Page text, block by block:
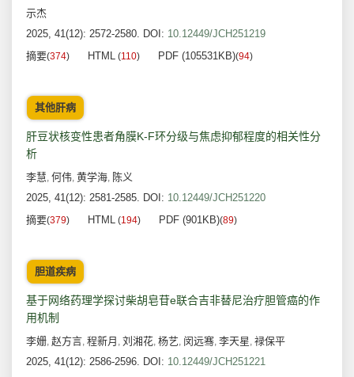
示杰
2025, 41(12): 2572-2580. DOI: 10.12449/JCH251219
摘要(374) HTML (110) PDF (105531KB)(94)
其他肝病
肝豆状核变性患者角膜K-F环分级与焦虑抑郁程度的相关性分
析
李慧, 何伟, 黄学海, 陈义
2025, 41(12): 2581-2585. DOI: 10.12449/JCH251220
摘要(379) HTML (194) PDF (901KB)(89)
胆道疾病
基于网络药理学探讨柴胡皂苷e联合吉非替尼治疗胆管癌的作
用机制
李姗, 赵方言, 程新月 , 刘湘花, 杨艺, 闵远骞, 李天星, 禄保平
2025, 41(12): 2586-2596. DOI: 10.12449/JCH251221